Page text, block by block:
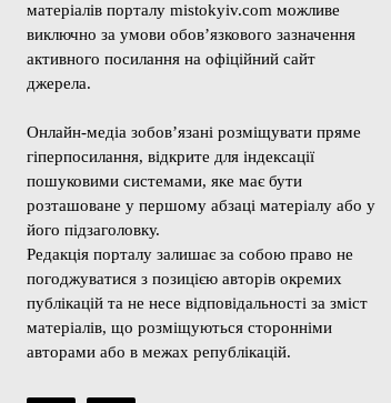
матеріалів порталу mistokyiv.com можливе
виключно за умови обов’язкового зазначення
активного посилання на офіційний сайт
джерела.
Онлайн-медіа зобов’язані розміщувати пряме
гіперпосилання, відкрите для індексації
пошуковими системами, яке має бути
розташоване у першому абзаці матеріалу або у
його підзаголовку.
Редакція порталу залишає за собою право не
погоджуватися з позицією авторів окремих
публікацій та не несе відповідальності за зміст
матеріалів, що розміщуються сторонніми
авторами або в межах републікацій.